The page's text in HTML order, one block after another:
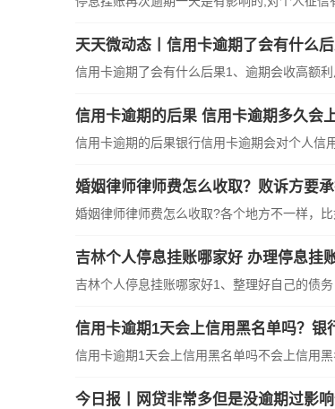
天天微动态丨信用卡逾期了会有什么
信用卡逾期了会有什么后果1、逾期会收高额利
信用卡逾期的后果 信用卡逾期多久会
信用卡逾期的后果银行信用卡逾期会对个人信
婚姻律师律师费怎么收取？败诉方要
婚姻律师律师费怎么收取?各个地方不一样，比
吉林个人停息挂账哪家好 办理停息挂
吉林个人停息挂账哪家好1、整理好自己的债务
信用卡逾期1天会上信用黑名单吗？
信用卡逾期1天会上信用黑名单吗不会上信用黑
今日报丨网贷非常多但是没逾期过影